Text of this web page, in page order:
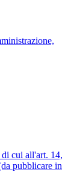
cui all'art. 14,
pubblicare in